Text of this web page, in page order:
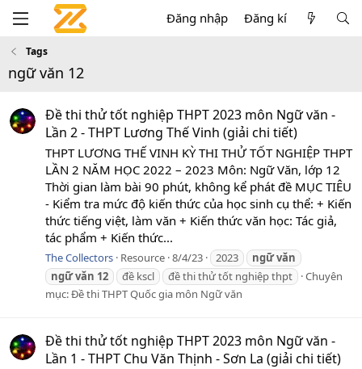
Đăng nhập Đăng kí
Tags
ngữ văn 12
Đề thi thử tốt nghiệp THPT 2023 môn Ngữ văn -
Lần 2 - THPT Lương Thế Vinh (giải chi tiết)
THPT LƯƠNG THẾ VINH KỲ THI THỬ TỐT NGHIỆP THPT
LẦN 2 NĂM HỌC 2022 – 2023 Môn: Ngữ Văn, lớp 12
Thời gian làm bài 90 phút, không kể phát đề MỤC TIÊU
- Kiểm tra mức độ kiến thức của học sinh cụ thể: + Kiến
thức tiếng việt, làm văn + Kiến thức văn học: Tác giả,
tác phẩm + Kiến thức...
The Collectors Resource 8/4/23 2023 ngữvăn
ngữvăn 12 đề kscl đề thi thử tốt nghiệp thpt
Chuyên
mục:Đề thi THPT Quốc gia môn Ngữ văn
Đề thi thử tốt nghiệp THPT 2023 môn Ngữ văn -
Lần 1 - THPT Chu Văn Thịnh - Sơn La (giải chi tiết)